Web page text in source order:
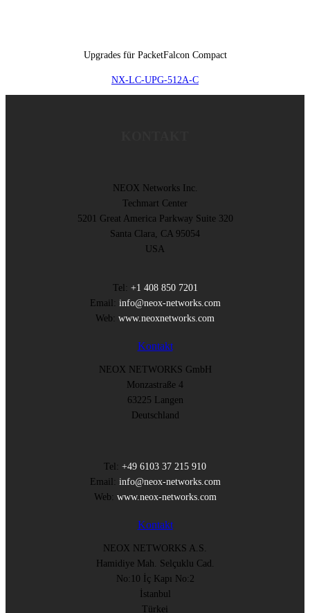
Upgrades für PacketFalcon Compact
NX-LC-UPG-512A-C
NEOX Networks Inc.
Techmart Center
5201 Great America Parkway Suite 320
Santa Clara, CA 95054
USA
Tel: +1 408 850 7201
Email: info@neox-networks.com
Web: www.neoxnetworks.com
Kontakt
NEOX NETWORKS GmbH
Monzastraße 4
63225 Langen
Deutschland
Tel: +49 6103 37 215 910
Email: info@neox-networks.com
Web: www.neox-networks.com
Kontakt
NEOX NETWORKS A.S.
Hamidiye Mah. Selçuklu Cad.
No:10 İç Kapı No:2
İstanbul
Türkei